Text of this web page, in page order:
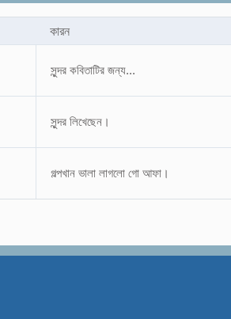
কারন
সুন্দর কবিতাটির জন্য...
সুন্দর লিখেছেন।
গল্পখান ভালা লাগলো গো আফা।